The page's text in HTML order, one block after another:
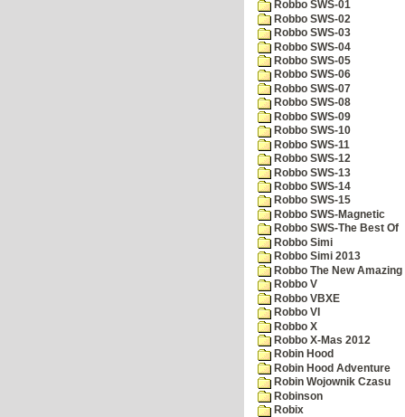
Robbo SWS-01
Robbo SWS-02
Robbo SWS-03
Robbo SWS-04
Robbo SWS-05
Robbo SWS-06
Robbo SWS-07
Robbo SWS-08
Robbo SWS-09
Robbo SWS-10
Robbo SWS-11
Robbo SWS-12
Robbo SWS-13
Robbo SWS-14
Robbo SWS-15
Robbo SWS-Magnetic
Robbo SWS-The Best Of
Robbo Simi
Robbo Simi 2013
Robbo The New
Robbo V
Robbo VBXE
Robbo VI
Robbo X
Robbo X-Mas 2012
Robin Hood
Robin Hood Adventure
Robin Wojownik Czasu
Robinson
Robix